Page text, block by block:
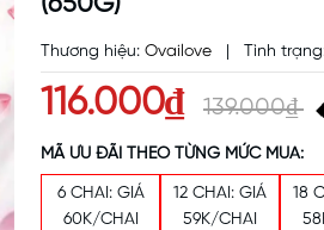
Thương hiệu: Ovailove Tình
116.000₫ 139.000₫
MÃ ƯU ĐÃI THEO TỪNG MỨC MUA:
6 CHAI: GIÁ
60K/CHAI
12 CHAI: GIÁ
59K/CHAI
18